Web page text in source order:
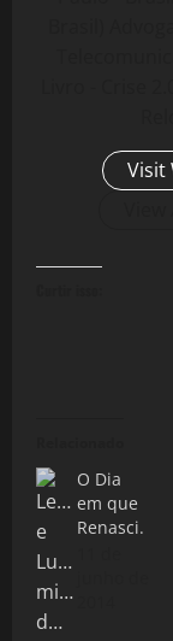
Visit
O Dia
em que
Renasci.